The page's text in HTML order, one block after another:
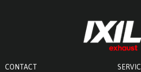
CONTACT